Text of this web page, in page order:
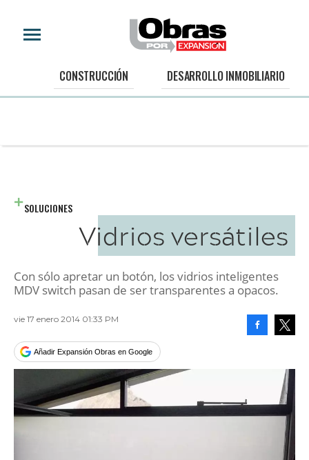
CONSTRUCCIÓN DESARROLLO INMOBILIARIO
SOLUCIONES
Vidrios versátiles
Con sólo apretar un botón, los vidrios inteligentes
MDV switch pasan de ser transparentes a opacos.
vie 17 enero 2014 01:33 PM
Añadir Expansión Obras en Google